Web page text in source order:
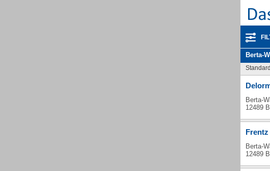
Berta-
Berta-
12489
Berta-
12489